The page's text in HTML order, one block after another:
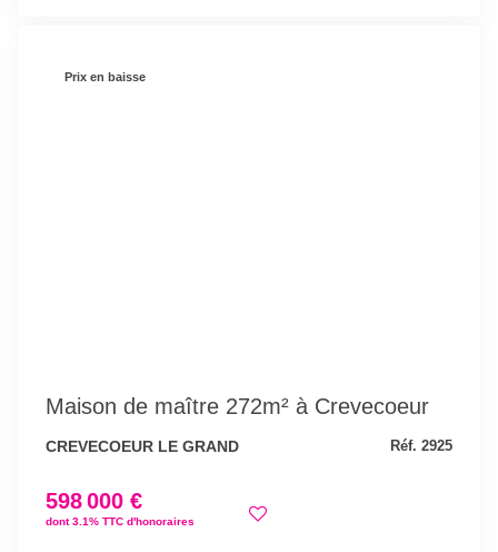
Prix en baisse
Maison de maître 272m² à Crevecoeur
CREVECOEUR LE GRAND Réf. 2925
598 000 €
dont 3.1% TTC d'honoraires